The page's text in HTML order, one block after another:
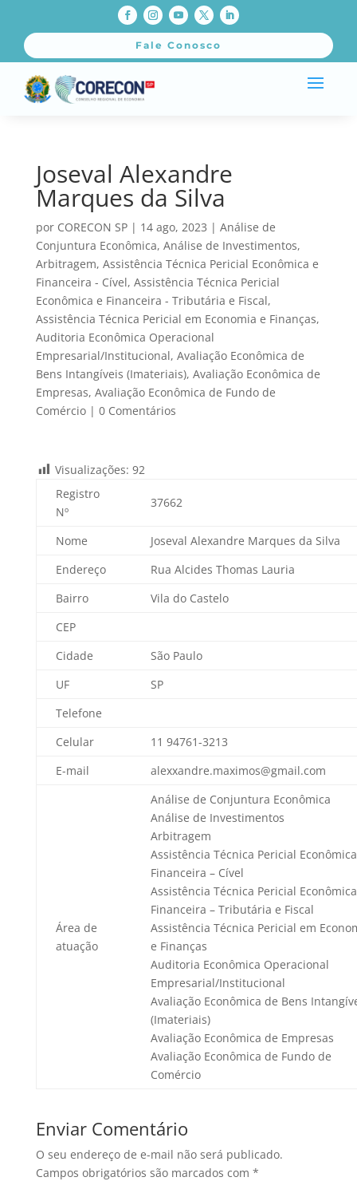
Fale Conosco
Joseval Alexandre
Marques da Silva
por CORECON SP| 14 ago, 2023 | Análise de
Conjuntura Econômica, Análise de Investimentos,
Arbitragem, Assistência Técnica Pericial Econômica e
Financeira - Cível, Assistência Técnica Pericial
Econômica e Financeira - Tributária e Fiscal,
Assistência Técnica Pericial em Economia e Finanças,
Auditoria Econômica Operacional
Empresarial/Institucional, Avaliação Econômica de
Bens Intangíveis (Imateriais), Avaliação Econômica de
Empresas, Avaliação Econômica de Fundo de
Comércio| 0 Comentários
Visualizações: 92
Registro
Nº
37662
Nome
Joseval Alexandre Marques da Silva
Endereço
Rua Alcides Thomas Lauria
Bairro
Vila do Castelo
CEP
Cidade
São Paulo
UF
SP
Telefone
Celular
11 94761-3213
E-mail
alexxandre.maximos@gmail.com
Área de
atuação
Análise de Conjuntura Econômica
Análise de Investimentos
Arbitragem
Assistência Técnica Pericial
Financeira – Cível
Assistência Técnica Pericial
Financeira – Tributária e Fiscal
Assistência Técnica Pericial em
e Finanças
Auditoria Econômica Operacional
Empresarial/Institucional
Avaliação Econômica de Bens
(Imateriais)
Avaliação Econômica de Empresas
Avaliação Econômica de Fundo de
Comércio
Enviar Comentário
O seu endereço de e-mail não será publicado.
Campos obrigatórios são marcados com *